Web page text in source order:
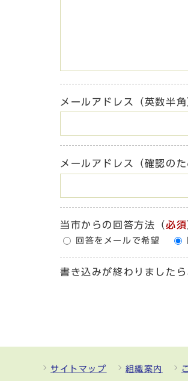
メールアドレス（英数半角
メールアドレス（確認の
当市からの回答方法 （必須
回答をメールで希望
書き込みが終わりました
サイトマップ 組織案内